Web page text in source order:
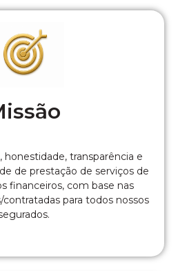
honestidade, transparência e
de prestação de serviços de
financeiros, com base nas
para todos nossos